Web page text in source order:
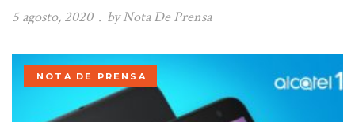
5 agosto, 2020 . by Nota De Prensa
NOTA DE PRENSA